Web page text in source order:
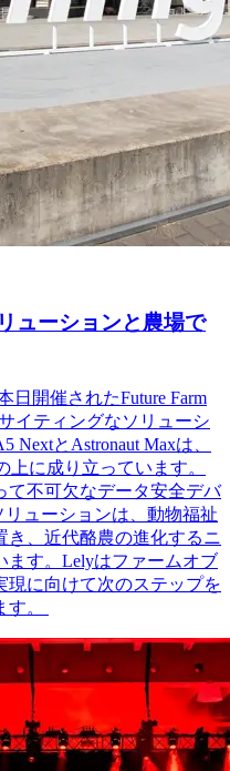
ューションと農場で
日開催されたFuture Farm
イティングなソリューシ
NextとAstronaut Maxは、
上に成り立っています。
て不可欠なデータ安全デバ
ューションは、動物福祉
き、近代酪農の進化するニ
ます。Lelyはファームオブ
現に向けて次のステップを
す。